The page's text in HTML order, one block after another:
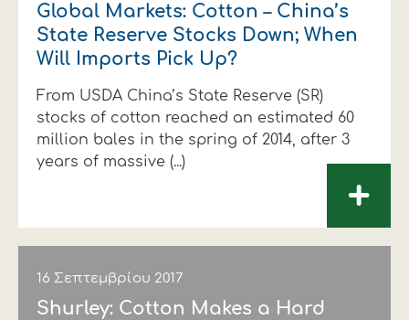
Global Markets: Cotton – China’s
State Reserve Stocks Down; When
Will Imports Pick Up?
From USDA China’s State Reserve (SR)
stocks of cotton reached an estimated 60
million bales in the spring of 2014, after 3
years of massive (...)
+
16 Σεπτεμβρίου 2017
Shurley: Cotton Makes a Hard